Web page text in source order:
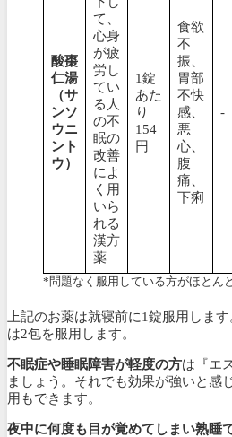
酸棗
仁湯
（サ
ンソ
ウニ
ント
ウ）
て、
心身
が疲
労し
てい
る人
の不
眠の
改善
によ
く用
いら
れる
漢方
薬
1錠
あた
り
154
円
食欲
不
振、
胃部
不快
感、
悪
心、
腹
痛、
下痢
-
*問題なく服用している方がほとん
上記のお薬は就寝前に1錠服用します
は2包を服用します。
不眠症や睡眠障害が軽度の方は『エ
ましょう。それでも効果が強いと感
用もできます。
夜中に何度も目が覚めてしまい熟睡